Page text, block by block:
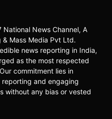
News Channel, A
& Mass Media Pvt Ltd.
news reporting in India,
as the most respected
commitment lies in
and engaging
without any bias or vested